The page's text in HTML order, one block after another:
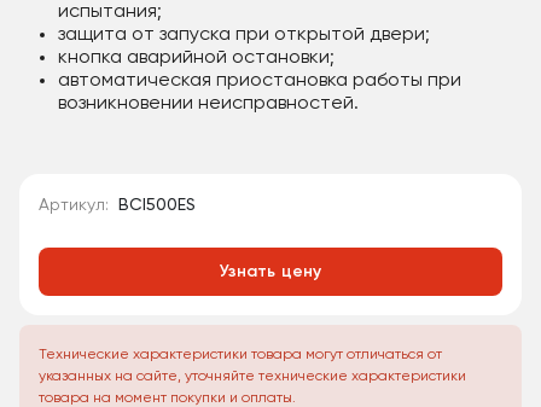
испытания;
защита от запуска при открытой двери;
кнопка аварийной остановки;
автоматическая приостановка работы при
возникновении неисправностей.
Артикул: BCI500ES
Узнать цену
Технические характеристики товара могут отличаться от
указанных на сайте, уточняйте технические характеристики
товара на момент покупки и оплаты.